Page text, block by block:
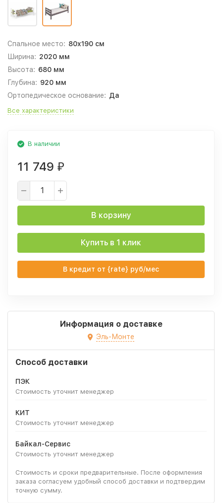
Спальное место: 80x190 см
Ширина: 2020 мм
Высота: 680 мм
Глубина: 920 мм
Ортопедическое основание: Да
Все характеристики
В наличии
11 749 ₽
В корзину
Купить в 1 клик
В кредит от {rate} руб/мес
Информация о доставке
Эль-Монте
Способ доставки
ПЭК
Стоимость уточнит менеджер
КИТ
Стоимость уточнит менеджер
Байкал-Сервис
Стоимость уточнит менеджер
Стоимость и сроки предварительные. После оформления
заказа согласуем удобный способ доставки и подтвердим
точную сумму.